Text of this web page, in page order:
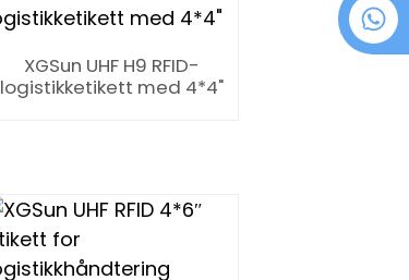
+86 18076372139
XGSun UHF H9 RFID-
logistikketikett med 4*4"